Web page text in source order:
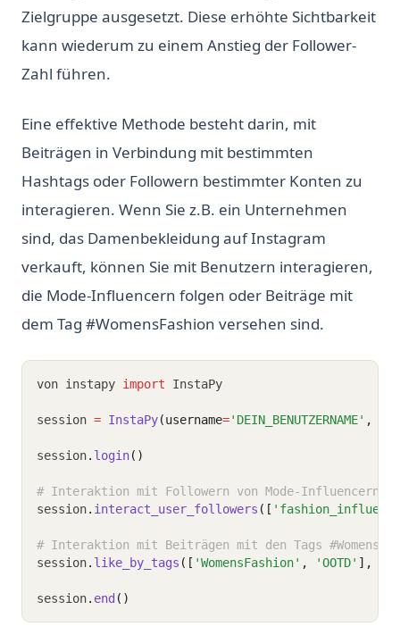
Zielgruppe ausgesetzt. Diese erhöhte Sichtbarkeit
kann wiederum zu einem Anstieg der Follower-
Zahl führen.
Eine effektive Methode besteht darin, mit
Beiträgen in Verbindung mit bestimmten
Hashtags oder Followern bestimmter Konten zu
interagieren. Wenn Sie z.B. ein Unternehmen
sind, das Damenbekleidung auf Instagram
verkauft, können Sie mit Benutzern interagieren,
die Mode-Influencern folgen oder Beiträge mit
dem Tag #WomensFashion versehen sind.
von instapy import InstaPy
session = InstaPy(username='DEIN_BENUTZERNAME' ,
session. login()
# Interaktion mit Followern von Mode-Influencern
session. interact_user_followers ([
# Interaktion mit Beiträgen mit den Tags
session. like_by_tags ([ 'WomensFashion' , 'OOTD' ],
session. end ()